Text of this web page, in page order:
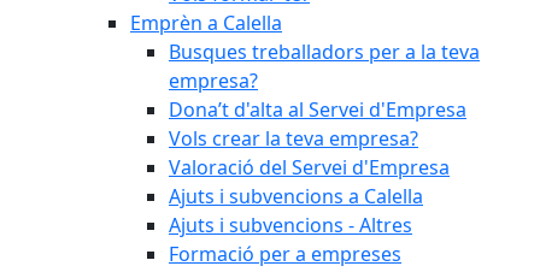
Emprèn a Calella
Busques treballadors per a la teva
empresa?
Dona’t d'alta al Servei d'Empresa
Vols crear la teva empresa?
Valoració del Servei d'Empresa
Ajuts i subvencions a Calella
Ajuts i subvencions - Altres
Formació per a empreses